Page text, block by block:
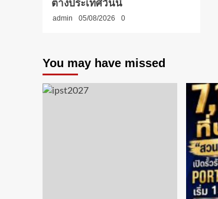
ต่างประเทศวันนี้
admin 05/08/2026 0
You may have missed